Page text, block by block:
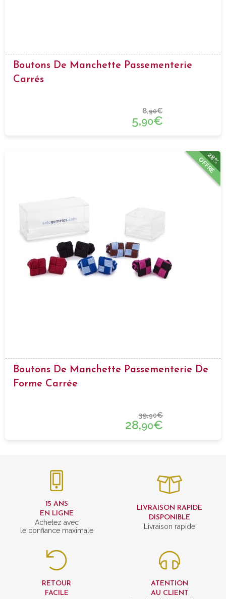
Boutons De Manchette Passementerie
Carrés
8,90€
5,90€
28%
OFFRE
Boutons De Manchette Passementerie De
Forme Carrée
39,90€
28,90€
15 ANS
EN LIGNE
Achetez avec
le confiance maximale
LIVRAISON RAPIDE
DISPONIBLE
Livraison rapide
RETOUR
FACILE
ATENTION
AU CLIENT